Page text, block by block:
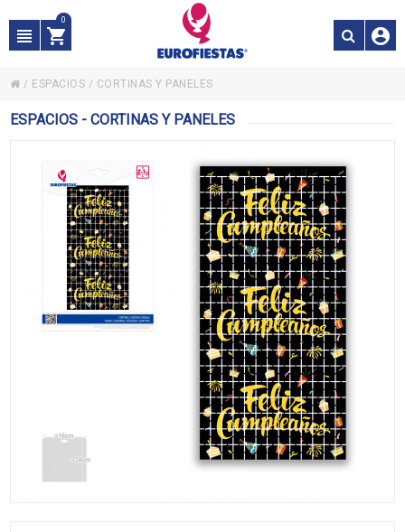
0
/ ESPACIOS / CORTINAS Y PANELES
ESPACIOS - CORTINAS Y PANELES